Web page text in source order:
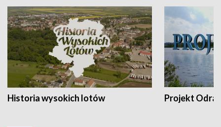
Historia wysokich lotów Projekt Odra